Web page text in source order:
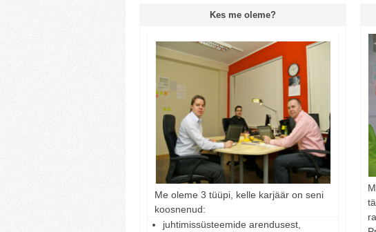
Kes me oleme?
Me oleme 3 tüüpi, kelle karjäär on seni
koosnenud:
juhtimissüsteemide arendusest,